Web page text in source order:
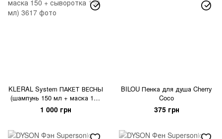
KLERAL System ПАКЕТ ВЕСНЫ
(шампунь 150 мл + маска 150
+ сыворотка 150 мл)
1 000 грн
BILOU Пенка для душа Cherry
Coco
375 грн